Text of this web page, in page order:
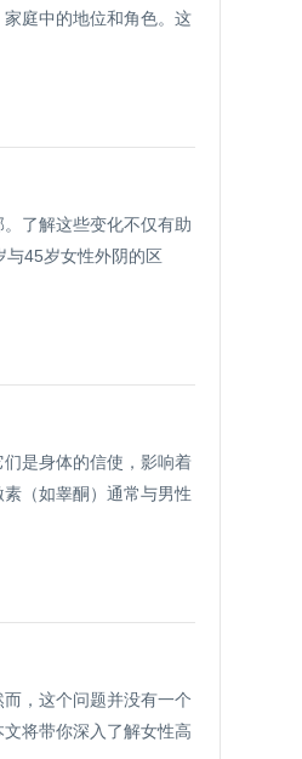
庭中的地位和角色。这
了解这些变化不仅有助
与45岁女性外阴的区
是身体的信使，影响着
（如睾酮）通常与男性
，这个问题并没有一个
将带你深入了解女性高